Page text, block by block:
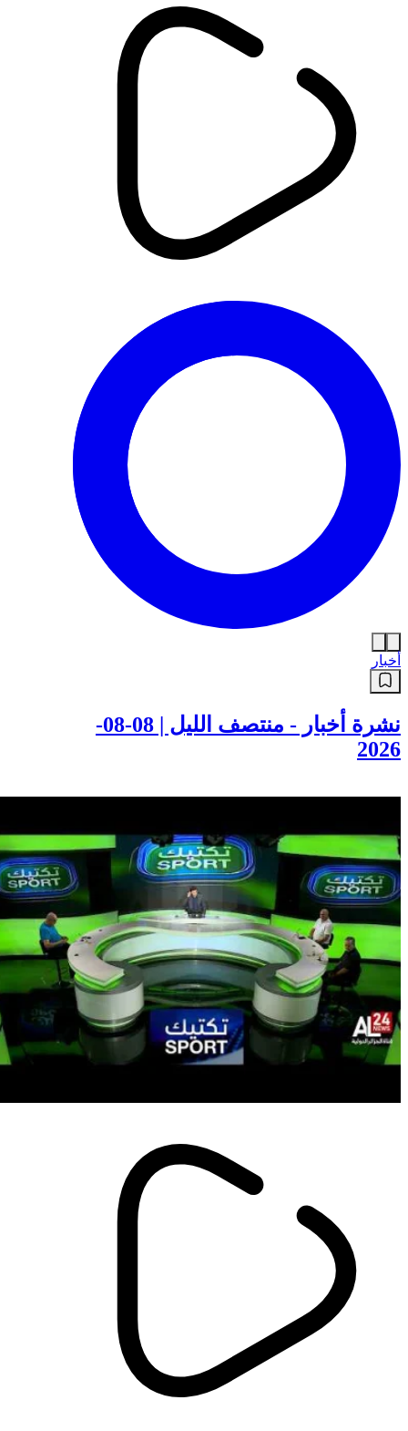
أخبار
نشرة أخبار - منتصف الليل | 08-08-
2026